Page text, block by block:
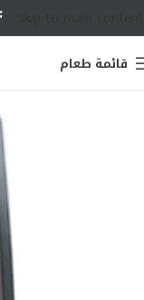
قائمة طعام